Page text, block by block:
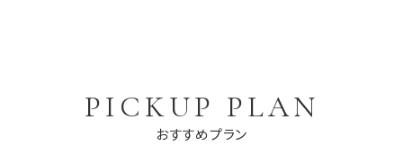
PICKUP PLAN
おすすめプラン